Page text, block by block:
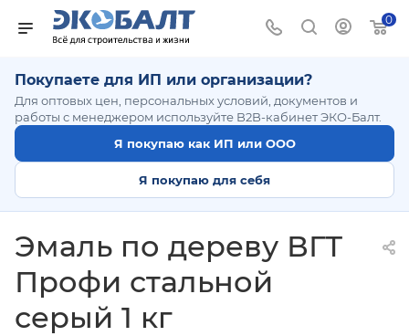
0
Покупаете для ИП или организации?
Для оптовых цен, персональных условий, документов и
работы с менеджером используйте B2B-кабинет ЭКО-Балт.
Я покупаю как ИП или ООО
Я покупаю для себя
Эмаль по дереву ВГТ
Профи стальной
серый 1 кг